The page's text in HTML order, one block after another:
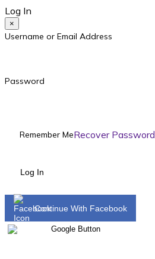
Log In
×
Username or Email Address
Password
Remember MeRecover Password
Log In
Continue With Facebook